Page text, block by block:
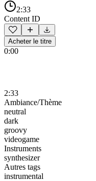
2:33
Content ID
Acheter le titre
0:00
2:33
Ambiance/Thème
neutral
dark
groovy
videogame
Instruments
synthesizer
Autres tags
instrumental